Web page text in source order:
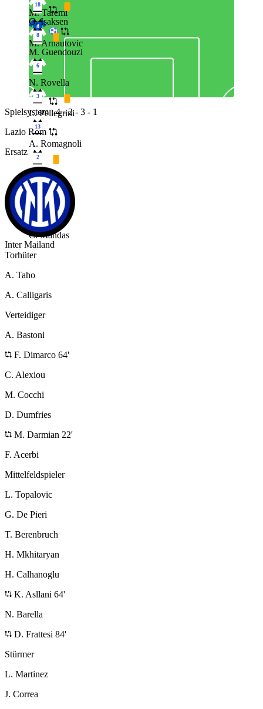
M. Taremi
8
M. Arnautovic
18
G. Isaksen
8
M. Guendouzi
6
N. Rovella
3
L. Pellegrini
13
A. Romagnoli
2
S. Gigot
M. Lazzari
C. Mandas
Spielsystem : 4 - 2 - 3 - 1
Lazio Rom
Ersatz
Inter Mailand
Torhüter
A. Taho
A. Calligaris
Verteidiger
A. Bastoni
F. Dimarco 64'
C. Alexiou
M. Cocchi
D. Dumfries
M. Darmian 22'
F. Acerbi
Mittelfeldspieler
L. Topalovic
G. De Pieri
T. Berenbruch
H. Mkhitaryan
H. Calhanoglu
K. Asllani 64'
N. Barella
D. Frattesi 84'
Stürmer
L. Martinez
J. Correa